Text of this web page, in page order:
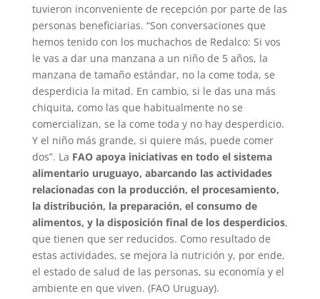
tuvieron inconveniente de recepción por parte de las
personas beneficiarias. “Son conversaciones que
hemos tenido con los muchachos de Redalco: Si vos
le vas a dar una manzana a un niño de 5 años, la
manzana de tamaño estándar, no la come toda, se
desperdicia la mitad. En cambio, si le das una más
chiquita, como las que habitualmente no se
comercializan, se la come toda y no hay desperdicio.
Y el niño más grande, si quiere más, puede comer
dos”. La FAO apoya iniciativas en todo el sistema
alimentario uruguayo, abarcando las actividades
relacionadas con la producción, el procesamiento,
la distribución, la preparación, el consumo de
alimentos, y la disposición final de los desperdicios,
que tienen que ser reducidos. Como resultado de
estas actividades, se mejora la nutrición y, por ende,
el estado de salud de las personas, su economía y el
ambiente en que viven. (FAO Uruguay).